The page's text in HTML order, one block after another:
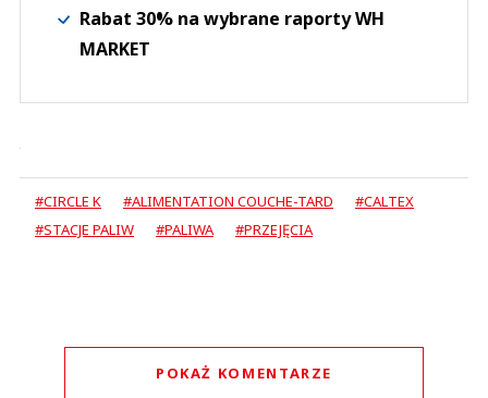
Rabat 30% na wybrane raporty WH
MARKET
#CIRCLE K #ALIMENTATION COUCHE-TARD
#CALTEX
#STACJE PALIW
#PALIWA #PRZEJĘCIA
POKAŻ KOMENTARZE